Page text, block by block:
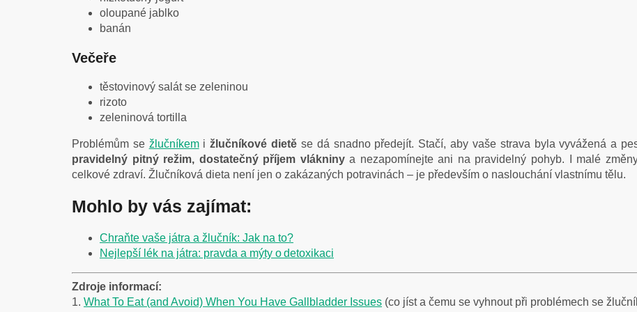
oloupané jablko
banán
Večeře
těstovinový salát se zeleninou
rizoto
zeleninová tortilla
Problémům se žlučníkemižlučníkové dietě se dá snadno předejít. Stačí, aby vaše strava byla vyvážená a
pravidelný pitný režim, dostatečný příjem vlákninya nezapomínejte ani na pravidelný pohyb. I malé
celkové zdraví. Žlučníková dieta není jen o zakázaných potravinách – je především o naslouchání vlastnímu tělu.
Mohlo by vás zajímat:
Chraňte vaše játra a žlučník: Jak na to?
Nejlepší lék na játra: pravda a mýty o detoxikaci
Zdroje informací:
1. What To Eat (and Avoid) When You Have Gallbladder Issues (co jíst a čemu se vyhnout při problémech se